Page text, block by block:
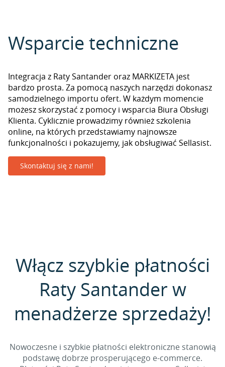
Wsparcie techniczne
Integracja z Raty Santander oraz MARKIZETA jest
bardzo prosta. Za pomocą naszych narzędzi dokonasz
samodzielnego importu ofert. W każdym momencie
możesz skorzystać z pomocy i wsparcia Biura Obsługi
Klienta. Cyklicznie prowadzimy również szkolenia
online, na których przedstawiamy najnowsze
funkcjonalności i pokazujemy, jak obsługiwać Sellasist.
Skontaktuj się z nami!
Włącz szybkie płatności
Raty Santander w
menadżerze sprzedaży!
Nowoczesne i szybkie płatności elektroniczne stanowią
podstawę dobrze prosperującego e-commerce.